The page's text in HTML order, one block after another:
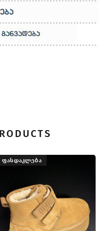
ᲤᲐᲡᲓᲐᲙᲚᲔᲑᲐ